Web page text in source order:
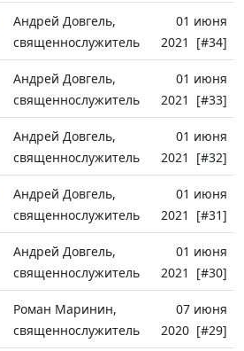
Андрей Довгель,
священнослужитель
01 июня
2021 [#34]
Андрей Довгель,
священнослужитель
01 июня
2021 [#33]
Андрей Довгель,
священнослужитель
01 июня
2021 [#32]
Андрей Довгель,
священнослужитель
01 июня
2021 [#31]
Андрей Довгель,
священнослужитель
01 июня
2021 [#30]
Роман Маринин,
священнослужитель
07 июня
2020 [#29]